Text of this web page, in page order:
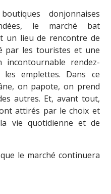
donjonnaises
le marché bat
un lieu de rencontre de
par les touristes et une
incontournable rendez-
emplettes. Dans ce
on papote, on prend
autres. Et, avant tout,
attirés par le choix et
vie quotidienne et de
le marché continuera